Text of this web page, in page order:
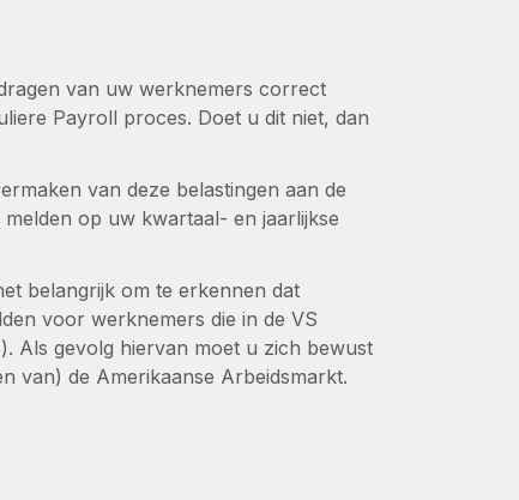
van uw werknemers correct
Payroll proces. Doet u dit niet, dan
van deze belastingen aan de
op uw kwartaal- en jaarlijkse
belangrijk om te erkennen dat
voor werknemers die in de VS
Als gevolg hiervan moet u zich bewust
van) de Amerikaanse Arbeidsmarkt.